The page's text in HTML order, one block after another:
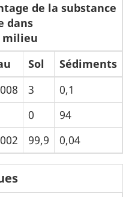
de la substance
dans
milieu
Sol
Sédiments
3
0,1
0
94
99,9 0,04